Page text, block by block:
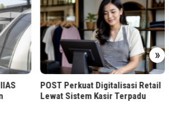
»
POST Perkuat Digitalisasi Retail
Lewat Sistem Kasir Terpadu